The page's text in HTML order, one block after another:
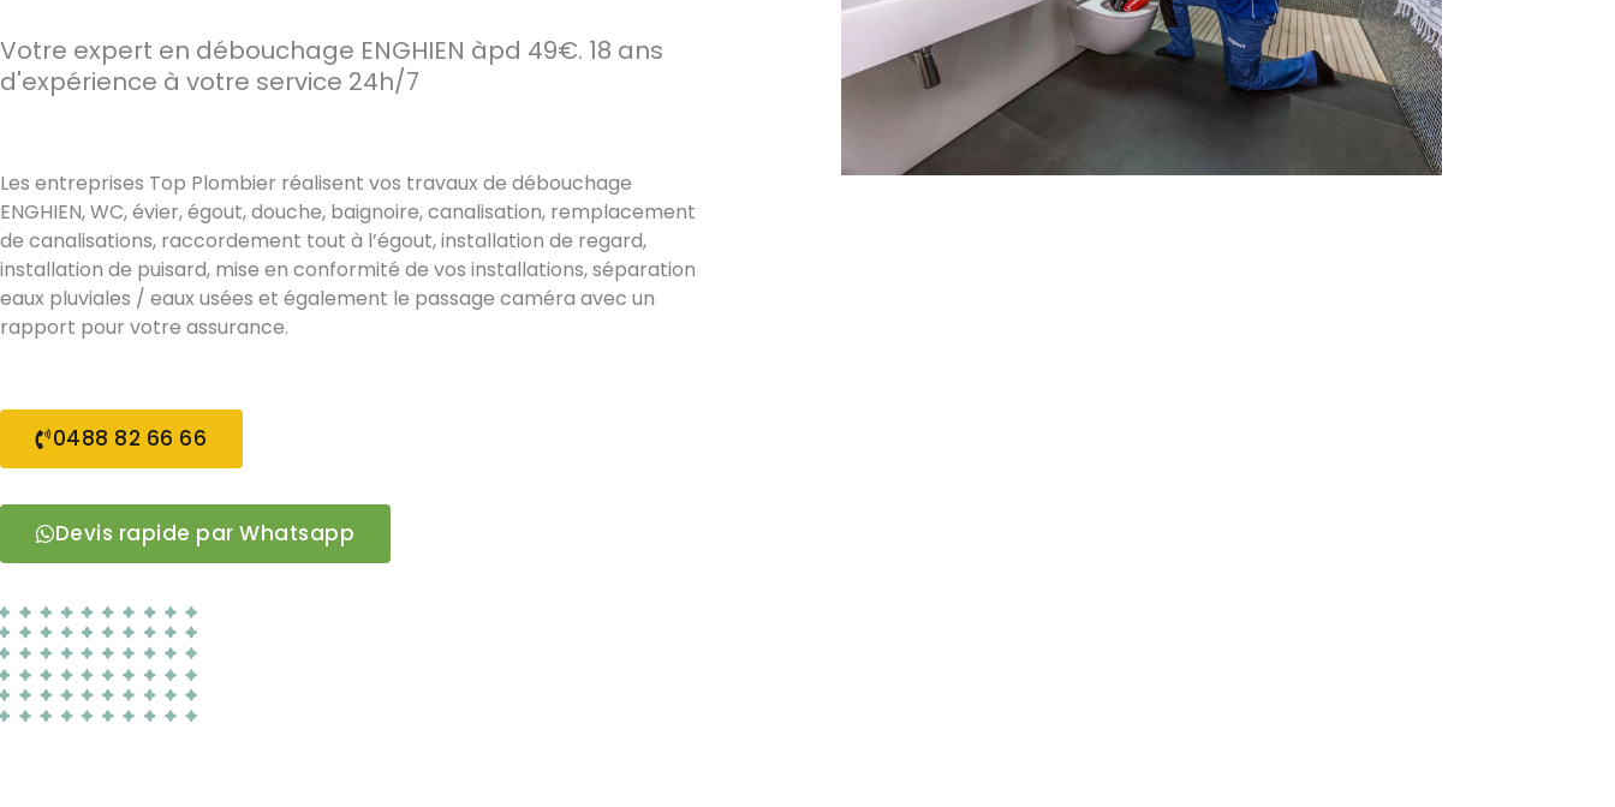
Votre expert en débouchage ENGHIEN àpd 49€. 18 ans
d'expérience à votre service 24h/7
Les entreprises Top Plombier réalisent vos travaux de débouchage
ENGHIEN, WC, évier, égout, douche, baignoire, canalisation, remplacement
de canalisations, raccordement tout à l’égout, installation de regard,
installation de puisard, mise en conformité de vos installations, séparation
eaux pluviales / eaux usées et également le passage caméra avec un
rapport pour votre assurance.
0488 82 66 66
Devis rapide par Whatsapp